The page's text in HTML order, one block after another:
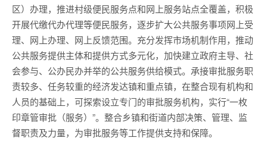
区）办理，推进村级便民服务点和网上服务站点全覆盖，积极
开展代缴代办代理等便民服务，逐步扩大公共服务事项网上受
理、网上办理、网上反馈范围。充分发挥市场机制作用，推动
公共服务提供主体和提供方式多元化，加快建立政府主导、社
会参与、公办民办并举的公共服务供给模式。承接审批服务职
责较多、任务较重的经济发达镇和重点镇，在整合现有机构和
人员的基础上，可探索设立专门的审批服务机构，实行“一枚
印章管审批（服务）”。整合乡镇和街道内部决策、管理、监
督职责及力量，为审批服务等工作提供支持和保障。